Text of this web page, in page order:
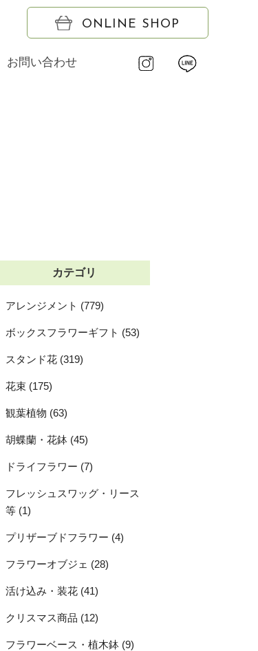
ONLINE SHOP
お問い合わせ
カテゴリ
アレンジメント (779)
ボックスフラワーギフト (53)
スタンド花 (319)
花束 (175)
観葉植物 (63)
胡蝶蘭・花鉢 (45)
ドライフラワー (7)
フレッシュスワッグ・リース
等 (1)
プリザーブドフラワー (4)
フラワーオブジェ (28)
活け込み・装花 (41)
クリスマス商品 (12)
フラワーベース・植木鉢 (9)